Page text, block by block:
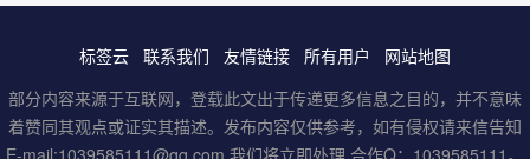
标签云 联系我们 友情链接 所有用户
网站地图
部分内容来源于互联网，登载此文出于传递更多信息之目的，并不意味
着赞同其观点或证实其描述。发布内容仅供参考，如有侵权请来信告知